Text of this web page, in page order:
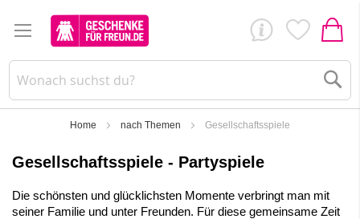
Home nach Themen Gesellschaftsspiele
Gesellschaftsspiele - Partyspiele
Die schönsten und glücklichsten Momente verbringt man mit
seiner Familie und unter Freunden. Für diese gemeinsame Zeit